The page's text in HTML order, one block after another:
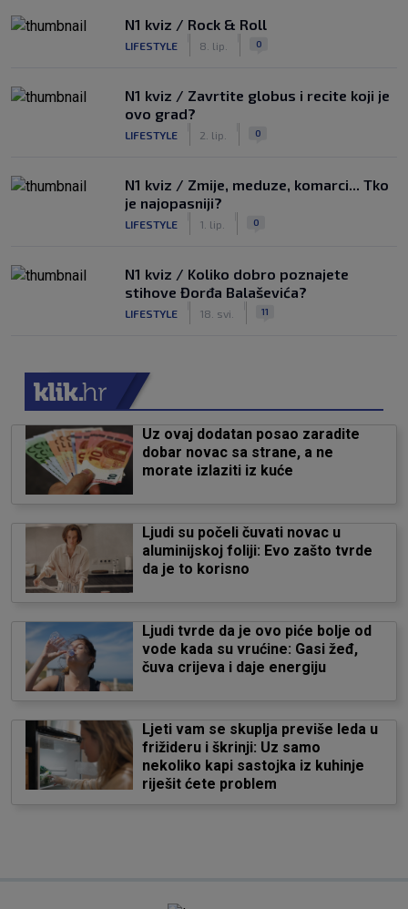
N1 kviz / Rock & Roll
LIFESTYLE 8. lip. 0
N1 kviz / Zavrtite globus i recite koji je
ovo grad?
LIFESTYLE 2. lip. 0
N1 kviz / Zmije, meduze, komarci... Tko
je najopasniji?
LIFESTYLE 1. lip. 0
N1 kviz / Koliko dobro poznajete
stihove Đorđa Balaševića?
LIFESTYLE 18. svi. 11
Uz ovaj dodatan posao zaradite
dobar novac sa strane, a ne
morate izlaziti iz kuće
Ljudi su počeli čuvati novac u
aluminijskoj foliji: Evo zašto tvrde
da je to korisno
Ljudi tvrde da je ovo piće bolje od
vode kada su vrućine: Gasi žeđ,
čuva crijeva i daje energiju
Ljeti vam se skuplja previše leda u
frižideru i škrinji: Uz samo
nekoliko kapi sastojka iz kuhinje
riješit ćete problem